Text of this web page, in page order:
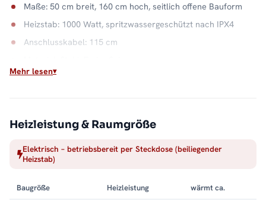
Maße: 50 cm breit, 160 cm hoch, seitlich offene Bauform
Heizstab: 1000 Watt, spritzwassergeschützt nach IPX4
Anschlusskabel: 115 cm
Wasserkapazität: 7,9 Liter
Einschalten, aufheizen, Handtuch auflegen: Der elektrische
offene Seite hält dabei jeden Handgriff kurz, und der
Stahlkorpus in Schwarz bleibt ein ruhiger Blickfang. Alle
Handtuchheizkörper elektrisch.
Mehr lesen
Heizleistung & Raumgröße
Elektrisch – betriebsbereit per Steckdose (beiliegender
Heizstab)
Baugröße Heizleistung wärmt ca.